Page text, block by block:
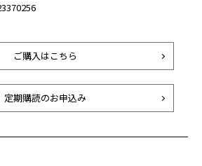
ご購入はこちら
定期購読のお申込み